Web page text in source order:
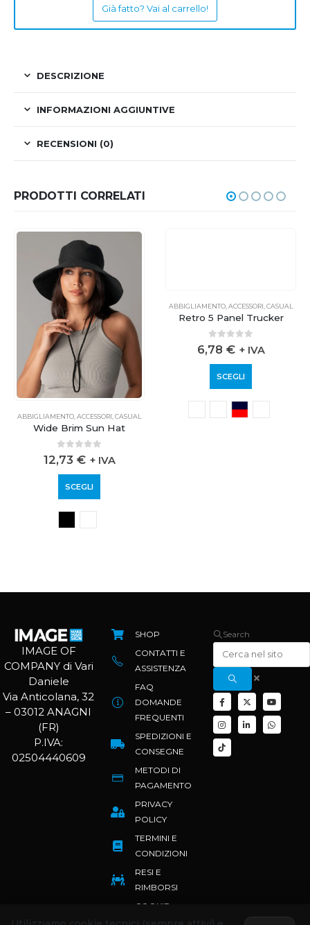
Già fatto? Vai al carrello!
DESCRIZIONE
INFORMAZIONI AGGIUNTIVE
RECENSIONI (0)
PRODOTTI CORRELATI
ABBIGLIAMENTO, ACCESSORI CASUAL
Wide Brim Sun Hat
0out of 5
12,73 € + IVA
SCEGLI
ABBIGLIAMENTO, ACCESSORI CASUAL
Retro 5 Panel Trucker
0out of 5
6,78 € + IVA
SCEGLI
IMAGE OF
COMPANY di Vari
Daniele
Via Anticolana, 32
– 03012 ANAGNI
(FR)
P.IVA:
02504440609
SHOP
CONTATTI E
ASSISTENZA
FAQ
DOMANDE
FREQUENTI
SPEDIZIONI E
CONSEGNE
METODI DI
PAGAMENTO
PRIVACY
POLICY
TERMINI E
CONDIZIONI
RESI E
RIMBORSI
COOKIE
POLICY
Search